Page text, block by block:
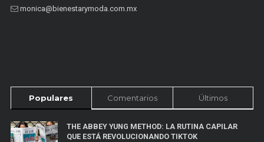
monica@bienestarymoda.com.mx
Populares Comentarios Últimos
THE ABBEY YUNG METHOD: LA RUTINA CAPILAR
QUE ESTÁ REVOLUCIONANDO TIKTOK